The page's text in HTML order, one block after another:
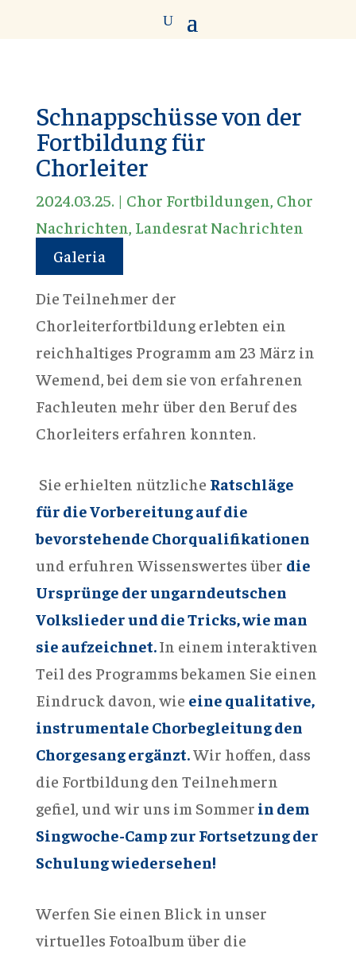
Schnappschüsse von der
Fortbildung für
Chorleiter
2024.03.25. | Chor Fortbildungen, Chor
Nachrichten, Landesrat Nachrichten
Galeria
Die Teilnehmer der
Chorleiterfortbildung erlebten ein
reichhaltiges Programm am 23 März in
Wemend, bei dem sie von erfahrenen
Fachleuten mehr über den Beruf des
Chorleiters erfahren konnten.
Sie erhielten nützliche Ratschläge
für die Vorbereitung auf die
bevorstehende Chorqualifikationen
und erfuhren Wissenswertes über die
Ursprünge der ungarndeutschen
Volkslieder und die Tricks, wie man
sie aufzeichnet.In einem interaktiven
Teil des Programms bekamen Sie einen
Eindruck davon, wie eine qualitative,
instrumentale Chorbegleitung den
Chorgesang ergänzt.Wir hoffen, dass
die Fortbildung den Teilnehmern
gefiel, und wir uns im Sommer in dem
Singwoche-Camp zur Fortsetzung der
Schulung wiedersehen!
Werfen Sie einen Blick in unser
virtuelles Fotoalbum über die